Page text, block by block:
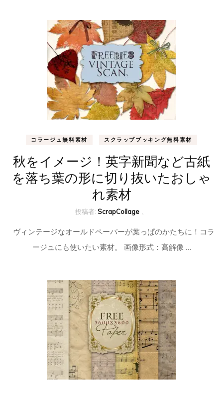
コラージュ無料素材 スクラップブッキング無料素材
秋をイメージ！英字新聞など古紙
を落ち葉の形に切り抜いたおしゃ
れ素材
投稿者: ScrapCollage
ヴィンテージなオールドペーパーが葉っぱのかたちに！コラ
ージュにも使いたい素材。 画像形式：高解像 …